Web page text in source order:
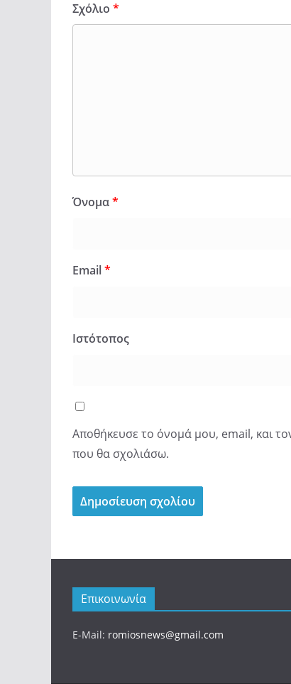
Σχόλιο *
Όνομα*
Email*
Ιστότοπος
Αποθήκευσε το όνομά μου, email, και
που θα σχολιάσω.
Επικοινωνία
E-Mail: romiosnews@gmail.com